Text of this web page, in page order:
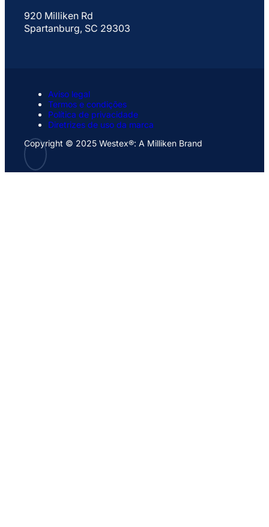
920 Milliken Rd
Spartanburg, SC 29303
Aviso legal
Termos e condições
Política de privacidade
Diretrizes de uso da marca
Copyright © 2025 Westex®: A Milliken Brand